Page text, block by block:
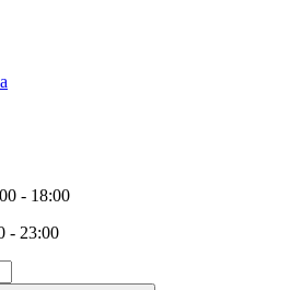
- 18:00
- 23:00